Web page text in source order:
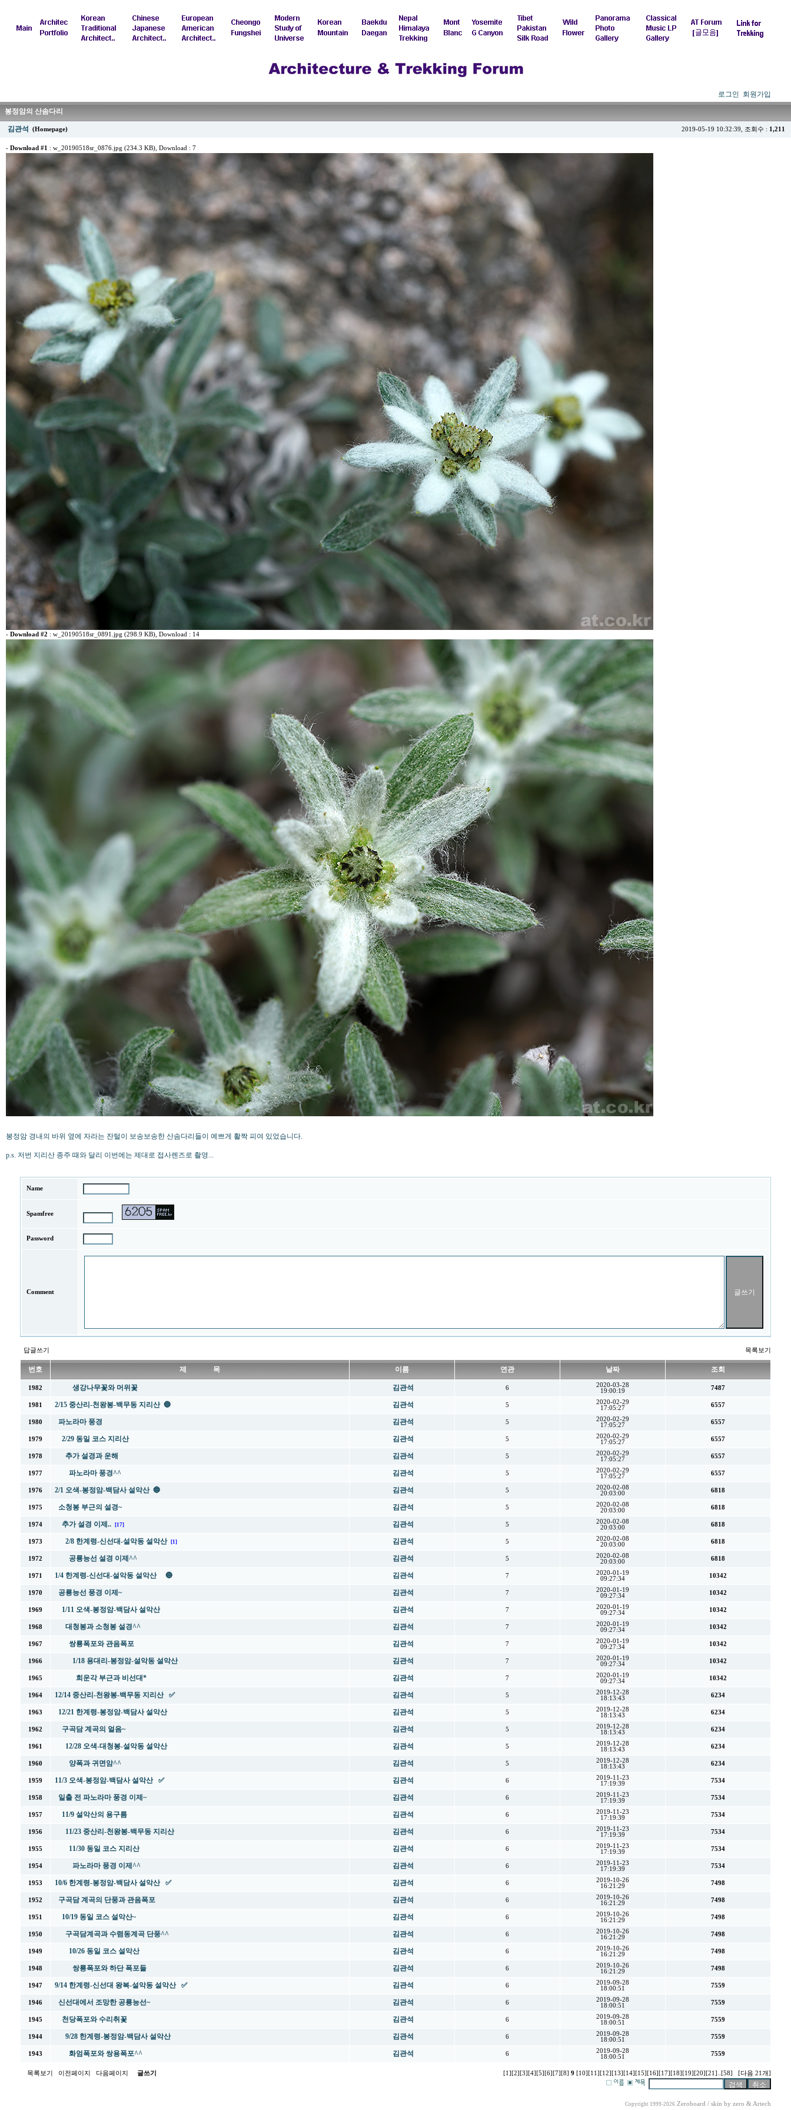
로그인 회원가입
봉정암의 산솜다리
김관석 (Homepage) 2019-05-19 10:32:39, 조회수 : 1,211
- Download #1 : w_20190518sr_0876.jpg (234.3 KB) , Download : 7
- Download #2 : w_20190518sr_0891.jpg (298.9 KB) , Download : 14
봉정암 경내의 바위 옆에 자라는 잔털이 보송보송한 산솜다리들이 예쁘게 활짝 피여 있었습니다.
p.s. 저번 지리산 종주 때와 달리 이번에는 제대로 접사렌즈로 촬영...
Name
Spamfree
Password
Comment
답글쓰기 목록보기
번호 제 목 이름 연관 날짜 조회
1982 생강나무꽃와 머위꽃 김관석 6
2020-03-28
19:00:19
7487
1981 2/15 중산리-천왕봉-백무동 지리산 🔵 김관석 5
2020-02-29
17:05:27
6557
1980 파노라마 풍경 김관석 5
2020-02-29
17:05:27
6557
1979 2/29 동일 코스 지리산 김관석 5
2020-02-29
17:05:27
6557
1978 추가 설경과 운해 김관석 5
2020-02-29
17:05:27
6557
1977 파노라마 풍경^^ 김관석 5
2020-02-29
17:05:27
6557
1976 2/1 오색-봉정암-백담사 설악산 🔵 김관석 5
2020-02-08
20:03:00
6818
1975 소청봉 부근의 설경~ 김관석 5
2020-02-08
20:03:00
6818
1974 추가 설경 이제.. [17] 김관석 5
2020-02-08
20:03:00
6818
1973 2/8 한계령-신선대-설악동 설악산 [1] 김관석 5
2020-02-08
20:03:00
6818
1972 공룡능선 설경 이제^^ 김관석 5
2020-02-08
20:03:00
6818
1971 1/4 한계령-신선대-설악동 설악산 🔵 김관석 7
2020-01-19
09:27:34
10342
1970 공룡능선 풍경 이제~ 김관석 7
2020-01-19
09:27:34
10342
1969 1/11 오색-봉정암-백담사 설악산 김관석 7
2020-01-19
09:27:34
10342
1968 대청봉과 소청봉 설경^^ 김관석 7
2020-01-19
09:27:34
10342
1967 쌍룡폭포와 관음폭포 김관석 7
2020-01-19
09:27:34
10342
1966 1/18 용대리-봉정암-설악동 설악산 김관석 7
2020-01-19
09:27:34
10342
1965 희운각 부근과 비선대* 김관석 7
2020-01-19
09:27:34
10342
1964 12/14 중산리-천왕봉-백무동 지리산 ✅ 김관석 5
2019-12-28
18:13:43
6234
1963 12/21 한계령-봉정암-백담사 설악산 김관석 5
2019-12-28
18:13:43
6234
1962 구곡담 계곡의 얼음~ 김관석 5
2019-12-28
18:13:43
6234
1961 12/28 오색-대청봉-설악동 설악산 김관석 5
2019-12-28
18:13:43
6234
1960 양폭과 귀면암^^ 김관석 5
2019-12-28
18:13:43
6234
1959 11/3 오색-봉정암-백담사 설악산 ✅ 김관석 6
2019-11-23
17:19:39
7534
1958 일출 전 파노라마 풍경 이제~ 김관석 6
2019-11-23
17:19:39
7534
1957 11/9 설악산의 용구름 김관석 6
2019-11-23
17:19:39
7534
1956 11/23 중산리-천왕봉-백무동 지리산 김관석 6
2019-11-23
17:19:39
7534
1955 11/30 동일 코스 지리산 김관석 6
2019-11-23
17:19:39
7534
1954 파노라마 풍경 이제^^ 김관석 6
2019-11-23
17:19:39
7534
1953 10/6 한계령-봉정암-백담사 설악산 ✅ 김관석 6
2019-10-26
16:21:29
7498
1952 구곡담 계곡의 단풍과 관음폭포 김관석 6
2019-10-26
16:21:29
7498
1951 10/19 동일 코스 설악산~ 김관석 6
2019-10-26
16:21:29
7498
1950 구곡담계곡과 수렴동계곡 단풍^^ 김관석 6
2019-10-26
16:21:29
7498
1949 10/26 동일 코스 설악산 김관석 6
2019-10-26
16:21:29
7498
1948 쌍룡폭포와 하단 폭포들 김관석 6
2019-10-26
16:21:29
7498
1947 9/14 한계령-신선대 왕복-설악동 설악산 ✅ 김관석 6
2019-09-28
18:00:51
7559
1946 신선대에서 조망한 공룡능선~ 김관석 6
2019-09-28
18:00:51
7559
1945 천당폭포와 수리취꽃 김관석 6
2019-09-28
18:00:51
7559
1944 9/28 한계령-봉정암-백담사 설악산 김관석 6
2019-09-28
18:00:51
7559
1943 화엄폭포와 쌍용폭포^^ 김관석 6
2019-09-28
18:00:51
7559
목록보기 이전페이지 다음페이지 글쓰기 [1] [2] [3] [4] [5] [6] [7] [8] 9 [10] [11] [12] [13] [14] [15] [16] [17] [18] [19] [20] [21] [58] [다음 21개]
Copyright 1999-2026 Zeroboard / skin by zero & Artech